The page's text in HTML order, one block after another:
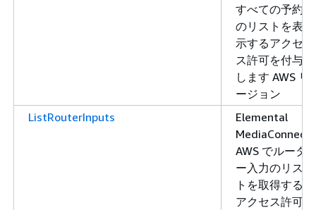
すべての予約
のリストを表
示するアクセ
ス許可を付与
します AWS リ
ージョン
ListRouterInputs
Elemental
MediaConnect
AWS でルータ
ー入力のリス
トを取得する
アクセス許可